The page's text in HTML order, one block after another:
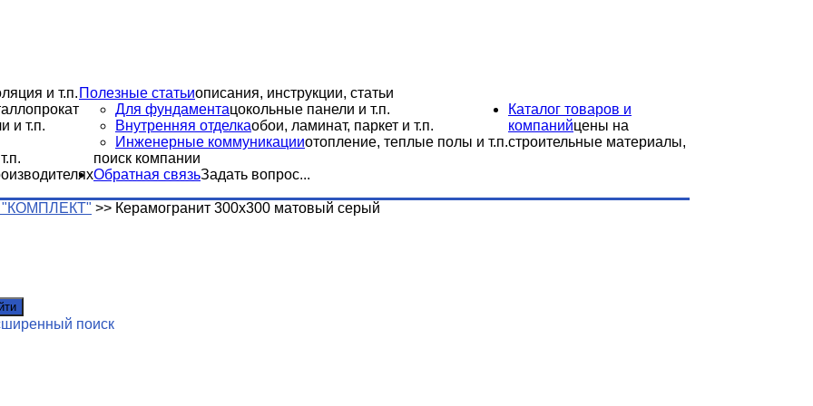
Полезные статьиописания, инструкции, статьи
и т.п.
и т.п.
Для фундаментацокольные панели и т.п.
Внутренняя отделкаобои, ламинат, паркет и т.п.
Инженерные коммуникацииотопление, теплые полы и т.п.
Каталог товаров и
компанийцены на
строительные материалы,
поиск компании
Обратная связьЗадать вопрос...
>> Керамогранит 300х300 матовый серый
поиск